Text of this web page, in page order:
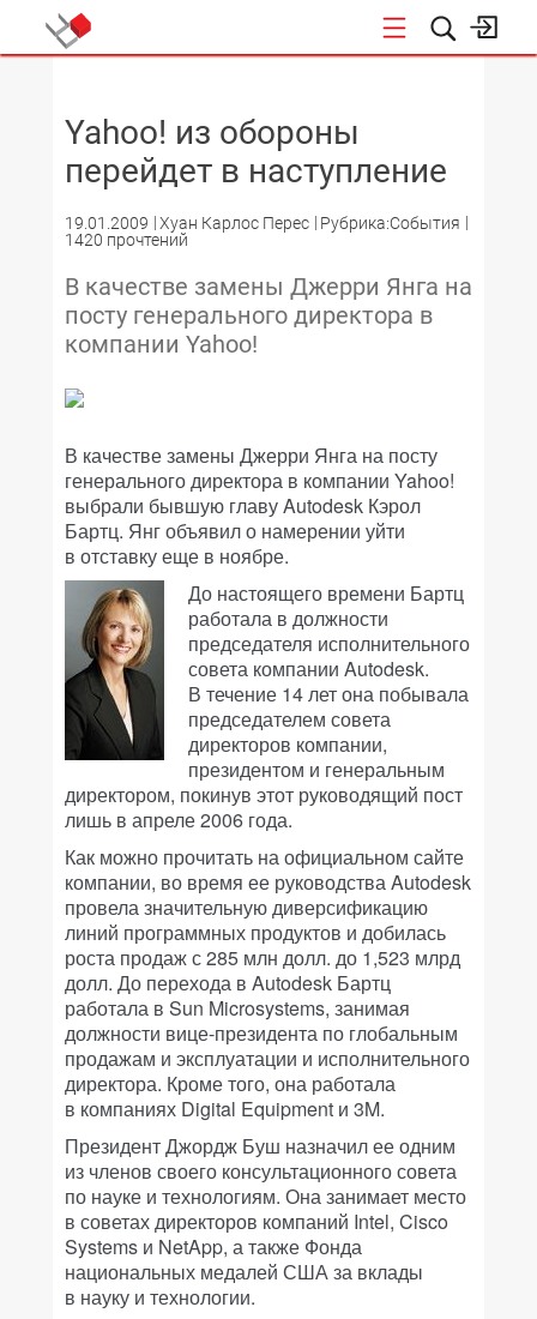
Yahoo! из обороны
перейдет в наступление
19.01.2009 Хуан Карлос Перес
Рубрика:События
1420 прочтений
В качестве замены Джерри Янга на
посту генерального директора в
компании Yahoo!
В качестве замены Джерри Янга на посту
генерального директора в компании Yahoo!
выбрали бывшую главу Autodesk Кэрол
Бартц. Янг объявил о намерении уйти
в отставку еще в ноябре.
До настоящего времени Бартц
работала в должности
председателя исполнительного
совета компании Autodesk.
В течение 14 лет она побывала
председателем совета
директоров компании,
президентом и генеральным
директором, покинув этот руководящий пост
лишь в апреле 2006 года.
Как можно прочитать на официальном сайте
компании, во время ее руководства Autodesk
провела значительную диверсификацию
линий программных продуктов и добилась
роста продаж с 285 млн долл. до 1,523 млрд
долл. До перехода в Autodesk Бартц
работала в Sun Microsystems, занимая
должности вице-президента по глобальным
продажам и эксплуатации и исполнительного
директора. Кроме того, она работала
в компаниях Digital Equipment и 3M.
Президент Джордж Буш назначил ее одним
из членов своего консультационного совета
по науке и технологиям. Она занимает место
в советах директоров компаний Intel, Cisco
Systems и NetApp, а также Фонда
национальных медалей США за вклады
в науку и технологии.